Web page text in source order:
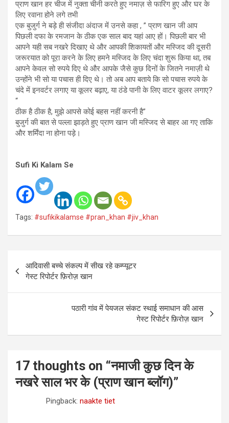
प्राण खान हर चीज में नुक्ता चीनी करते हुए नमाज़ से फारिग हुए और घर के
लिए रवाना होने लगे तभी
एक बुजुर्ग ने बड़े ही संजीदा अंदाज में उनसे कहा , ” प्राण खान जी आप
पिछली दफा के रमजान के ठीक एक साल बाद यहां आए हों। पिछली बार भी
आपने यही सब नखरे दिखाए थे और आपकी शिकायतों और मस्जिद की दूसरी
जरूरयात को पूरा करने के लिए हमने मस्जिद के लिए चंदा शुरू किया था, तब
आपने केवल सो रुपये दिए थे और आपके जैसे कुछ दिनों के जितने नमाज़ी थे
उन्होंने भी सो या पचास ही दिए थे। तो अब आप बताये कि सो पचास रुपये के
चंदे में इनवर्टर लगाए या कूलर बढ़ाए, या ठंडे पानी के लिए वाटर कूलर लगाए?
“
ठीक है ठीक है, मुझे आपसे कोई बहस नहीं करनी है”
बुजुर्ग की बात से पल्ला झाड़ते हुए प्राण खान जी मस्जिद से बाहर आ गए ताकि
और शर्मिंदा ना होना पड़े।
Sufi Ki Kalam Se
Tags: #sufikikalamse #pran_khan #jiv_khan
Post
navigation
आदिवासी बच्चे संकल्प में सीख रहे कम्प्यूटर
गेस्ट रिपोर्टर फ़िरोज़ खान
पठारी गांव में पेयजल संकट स्थाई समाधान की आस
गेस्ट रिपोर्टर फ़िरोज़ खान
17 thoughts on “नमाजी कुछ दिन के
नखरे साल भर के (प्राण खान ब्लॉग)”
Pingback: naakte tiet